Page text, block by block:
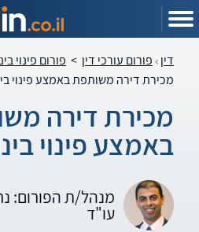
דין פורום עורכי דין > פורום פינוי
מכירת דירה משותפת באמצע פינוי
מכירת דירה
באמצע פינוי
מנהל/ת הפורום:
עו"ד